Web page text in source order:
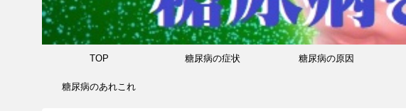
TOP 糖尿病の症状 糖尿病の原因
糖尿病のあれこれ